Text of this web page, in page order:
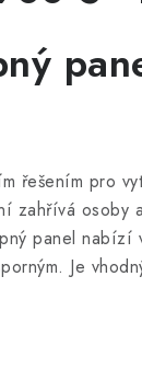
řešením pro
zahřívá osoby
panel nabízí
Je